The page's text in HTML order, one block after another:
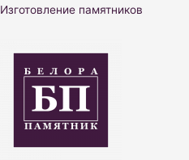
Перейти
Изготовление памятников